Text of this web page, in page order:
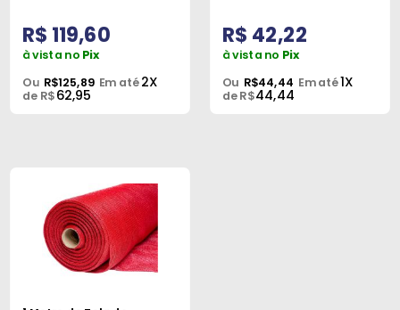
R$ 119,60
à vista no Pix
Ou R$125,89 Em até2X
de R$62,95
R$ 42,22
à vista no Pix
Ou R$44,44 Em até1X
de R$44,44